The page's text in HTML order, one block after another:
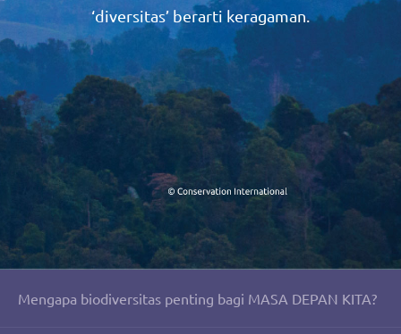
‘diversitas’ berarti keragaman.
Mengapa biodiversitas penting bagi MASA DEPAN KITA?